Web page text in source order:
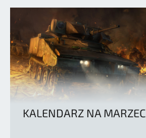
KALENDARZ NA MARZEC